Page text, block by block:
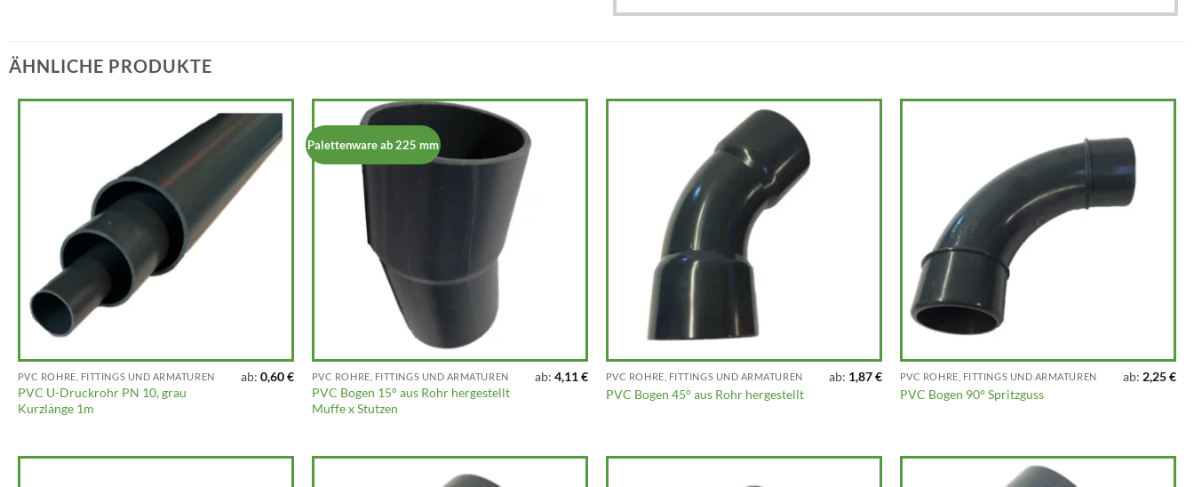
ÄHNLICHE PRODUKTE
PVC ROHRE, FITTINGS UND ARMATUREN
PVC U-Druckrohr PN 10, grau
Kurzlänge 1m
ab:0,60€
Palettenware ab 225 mm
PVC ROHRE, FITTINGS UND ARMATUREN
PVC Bogen 15° aus Rohr hergestellt
Muffe x Stutzen
ab:4,11€ PVC ROHRE, FITTINGS UND ARMATUREN
PVC Bogen 45° aus Rohr hergestellt
ab: 1,87€ PVC ROHRE, FITTINGS UND ARMATUREN
PVC Bogen 90° Spritzguss
ab: 2,25€